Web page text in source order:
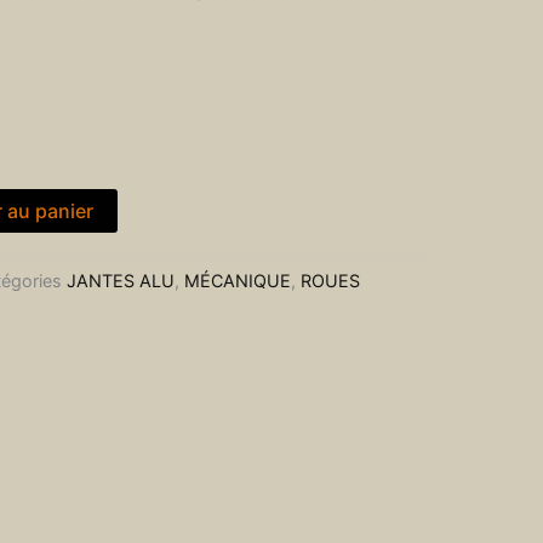
au panier
JANTES ALU, MÉCANIQUE, ROUES